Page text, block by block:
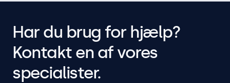
Har du brug for hjælp?
Kontakt en af vores
specialister.